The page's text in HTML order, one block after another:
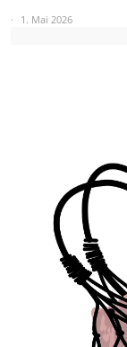
1. Mai 2026